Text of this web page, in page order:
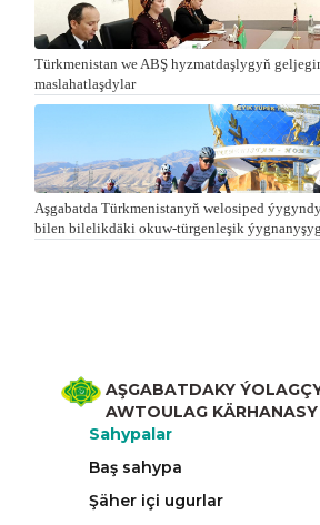
Türkmenistan we ABŞ hyzmatdaşlygyň
maslahatlaşdylar
Aşgabatda Türkmenistanyň welosiped
bilen bilelikdäki okuw-türgenleşik
AŞGABATDAKY
AWTOULAG KÄRHANASY
Sahypalar
Baş sahypa
Şäher içi ugurlar